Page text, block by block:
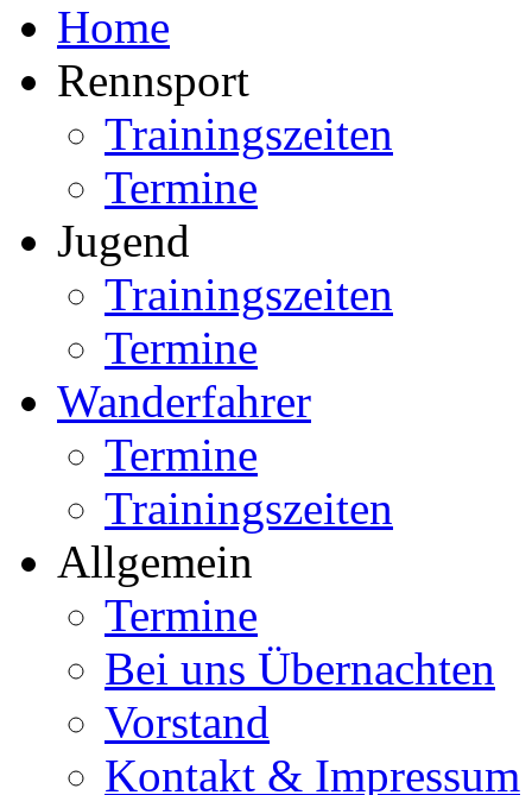
Home
Rennsport
Trainingszeiten
Termine
Jugend
Trainingszeiten
Termine
Wanderfahrer
Termine
Trainingszeiten
Allgemein
Termine
Bei uns Übernachten
Vorstand
Kontakt & Impressum